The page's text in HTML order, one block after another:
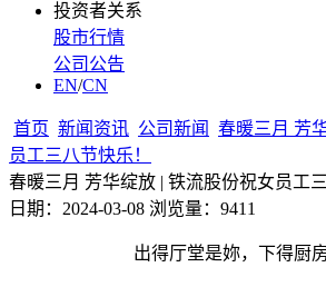
投资者关系
股市行情
公司公告
EN/CN
首页 新闻资讯 公司新闻
春暖三月 芳
员工三八节快乐！
春暖三月 芳华绽放 | 铁流股份祝女员工
日期：2024-03-08 浏览量：9411
出得厅堂是妳，下得厨